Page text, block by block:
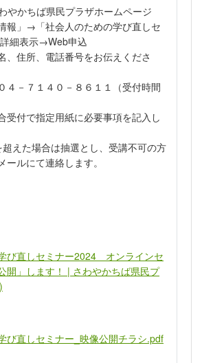
やかちば県民プラザホームページ
報」→「社会人のための学び直しセ
細表示→Web申込
、住所、電話番号をお伝えくださ
７１４０－８６１１（受付時間
受付で指定用紙に必要事項を記入し
えた場合は抽選とし、受講不可の方
ルにて連絡します。
び直しセミナー2024 オンラインセ
開」します！ | さわやかちば県民プ
び直しセミナー_映像公開チラシ.pdf